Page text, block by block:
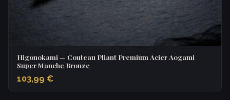
Higonokami — Couteau Pliant Premium Acier Aogami
Super Manche Bronze
103,99 €